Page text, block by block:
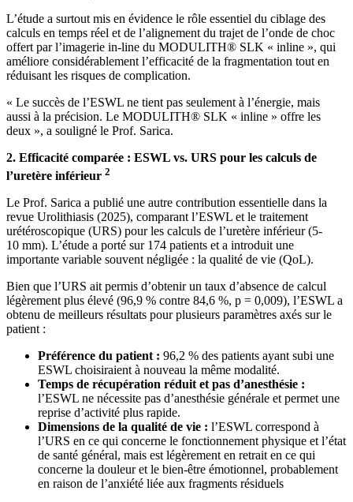
L’étude a surtout mis en évidence le rôle essentiel du ciblage des
calculs en temps réel et de l’alignement du trajet de l’onde de choc
offert par l’imagerie in-line du MODULITH® SLK « inline », qui
améliore considérablement l’efficacité de la fragmentation tout en
réduisant les risques de complication.
« Le succès de l’ESWL ne tient pas seulement à l’énergie, mais
aussi à la précision. Le MODULITH® SLK « inline » offre les
deux », a souligné le Prof. Sarica.
2. Efficacité comparée : ESWL vs. URS pour les calculs de
l’uretère inférieur 2
Le Prof. Sarica a publié une autre contribution essentielle dans la
revue Urolithiasis (2025), comparant l’ESWL et le traitement
urétéroscopique (URS) pour les calculs de l’uretère inférieur (5-
10 mm). L’étude a porté sur 174 patients et a introduit une
importante variable souvent négligée : la qualité de vie (QoL).
Bien que l’URS ait permis d’obtenir un taux d’absence de calcul
légèrement plus élevé (96,9 % contre 84,6 %, p = 0,009), l’ESWL a
obtenu de meilleurs résultats pour plusieurs paramètres axés sur le
patient :
Préférence du patient : 96,2 % des patients ayant subi une
ESWL choisiraient à nouveau la même modalité.
Temps de récupération réduit et pas d’anesthésie :
l’ESWL ne nécessite pas d’anesthésie générale et permet une
reprise d’activité plus rapide.
Dimensions de la qualité de vie : l’ESWL correspond à
l’URS en ce qui concerne le fonctionnement physique et l’état
de santé général, mais est légèrement en retrait en ce qui
concerne la douleur et le bien-être émotionnel, probablement
en raison de l’anxiété liée aux fragments résiduels